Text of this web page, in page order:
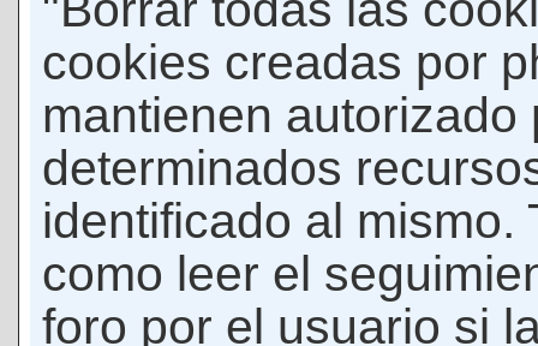
cookies creadas por
mantienen autorizado
determinados
identificado al mismo.
como leer el
foro por el usuario si